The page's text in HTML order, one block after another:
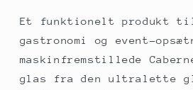
2
stk.
i
2
stk.
Et funktionelt produkt til
gastronomi og event-
maskinfremstillede
glas fra den ultralette